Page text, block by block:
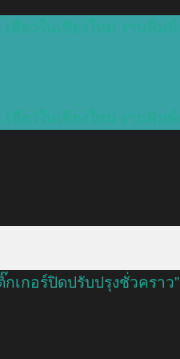
เกอร์ปิดปรับปรุงชั่วคราว”